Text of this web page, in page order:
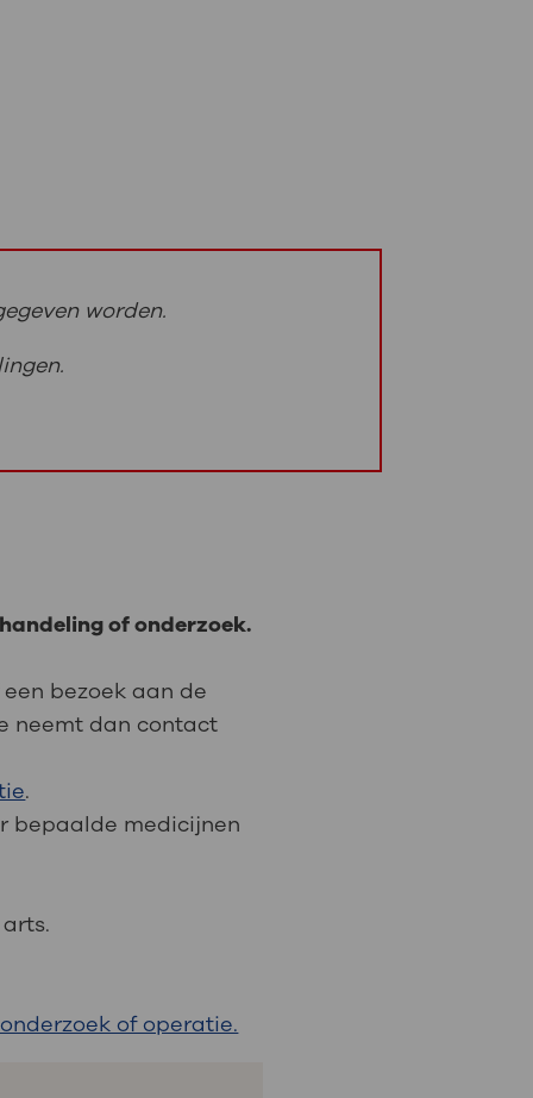
worden.
of onderzoek.
bezoek aan de
neemt dan contact
.
bepaalde medicijnen
of operatie.